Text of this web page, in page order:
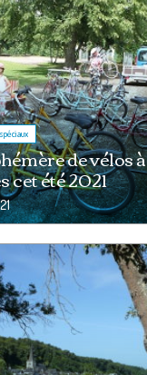
de vélos à
cet été 2021